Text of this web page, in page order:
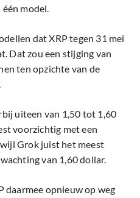
model.
dat XRP tegen 31 mei
Dat zou een stijging van
ten opzichte van de
uiteen van 1,50 tot 1,60
voorzichtig met een
Grok juist het meest
van 1,60 dollar.
daarmee opnieuw op weg